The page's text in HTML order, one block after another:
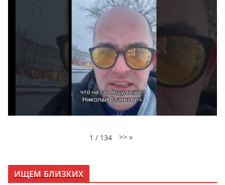
1 / 134 >> »
ИЩЕМ БЛИЗКИХ